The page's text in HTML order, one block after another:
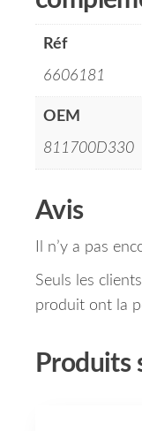
Réf
6606181
OEM
811700D330
Avis
Il n’y a pas
Seuls les
produit ont la
Produits